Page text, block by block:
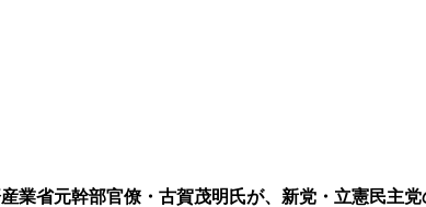
業省元幹部官僚・古賀茂明氏が、 新党・立憲民主党